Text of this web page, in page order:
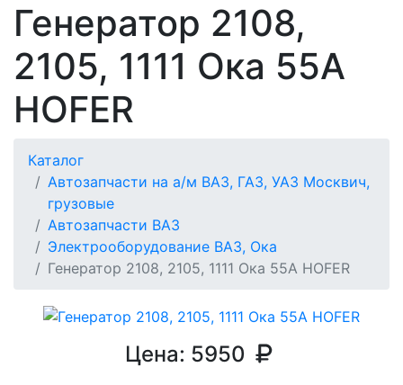
Генератор 2108,
2105, 1111 Ока 55А
HOFER
Каталог
Автозапчасти на а/м ВАЗ, ГАЗ, УАЗ Москвич,
грузовые
Автозапчасти ВАЗ
Электрооборудование ВАЗ, Ока
Генератор 2108, 2105, 1111 Ока 55А HOFER
Цена: 5950